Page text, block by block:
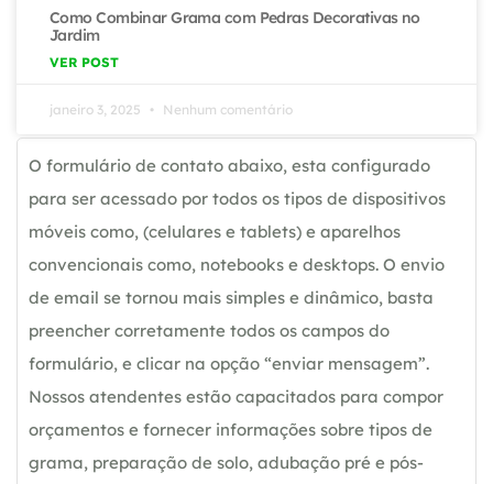
Como Combinar Grama com Pedras Decorativas no
Jardim
VER POST
janeiro 3, 2025 Nenhum comentário
O formulário de contato abaixo, esta configurado
para ser acessado por todos os tipos de dispositivos
móveis como, (celulares e tablets) e aparelhos
convencionais como, notebooks e desktops. O envio
de email se tornou mais simples e dinâmico, basta
preencher corretamente todos os campos do
formulário, e clicar na opção “enviar mensagem”.
Nossos atendentes estão capacitados para compor
orçamentos e fornecer informações sobre tipos de
grama, preparação de solo, adubação pré e pós-